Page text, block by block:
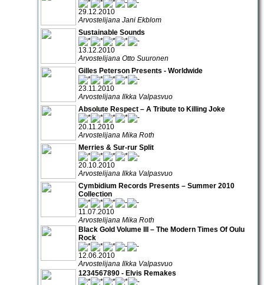
29.12.2010
Arvostelijana Jani Ekblom
Sustainable Sounds
13.12.2010
Arvostelijana Otto Suuronen
Gilles Peterson Presents - Worldwide
23.11.2010
Arvostelijana Ilkka Valpasvuo
Absolute Respect – A Tribute to Killing Joke
20.11.2010
Arvostelijana Mika Roth
Merries & Sur-rur Split
20.10.2010
Arvostelijana Ilkka Valpasvuo
Cymbidium Records Presents – Summer 2010
Collection
11.07.2010
Arvostelijana Mika Roth
Black Gold Volume III – The Modern Times Of Oulu
Rock
12.06.2010
Arvostelijana Ilkka Valpasvuo
1234567890 - Elvis Remakes